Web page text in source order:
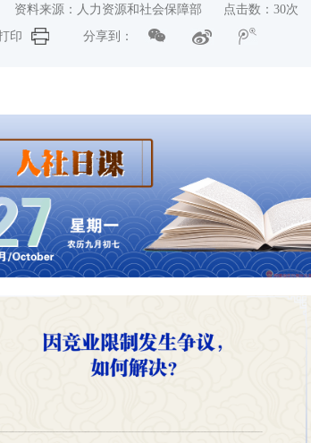
资料来源：人力资源和社会保障部 点击数： 30次
印
分享到：